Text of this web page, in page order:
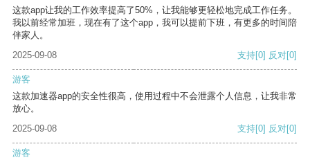
这款app让我的工作效率提高了50%，让我能够更轻松地完成工作任务。
我以前经常加班，现在有了这个app，我可以提前下班，有更多的时间陪
伴家人。
2025-09-08
支持[0] 反对[0]
游客
这款加速器app的安全性很高，使用过程中不会泄露个人信息，让我非常
放心。
2025-09-08
支持[0] 反对[0]
游客